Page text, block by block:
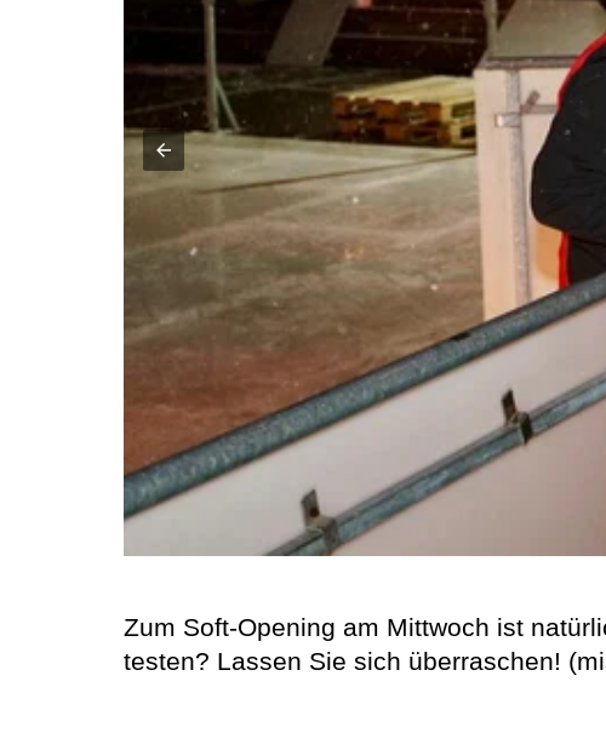
Zum Soft-Opening am Mittwoch ist
testen? Lassen Sie sich überraschen!